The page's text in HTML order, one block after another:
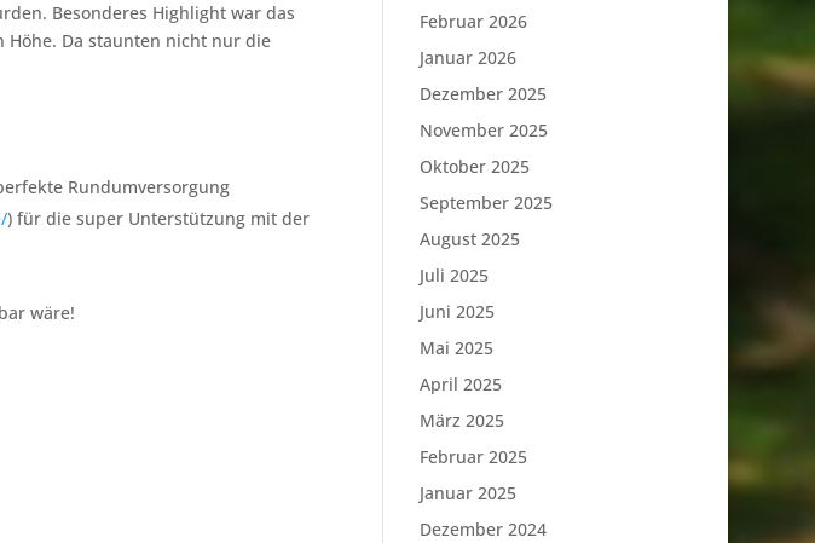
Besonderes Highlight war das
Höhe. Da staunten nicht nur die
Rundumversorgung
) für die super Unterstützung mit der
wäre!
Februar 2026
Januar 2026
Dezember 2025
November 2025
Oktober 2025
September 2025
August 2025
Juli 2025
Juni 2025
Mai 2025
April 2025
März 2025
Februar 2025
Januar 2025
Dezember 2024